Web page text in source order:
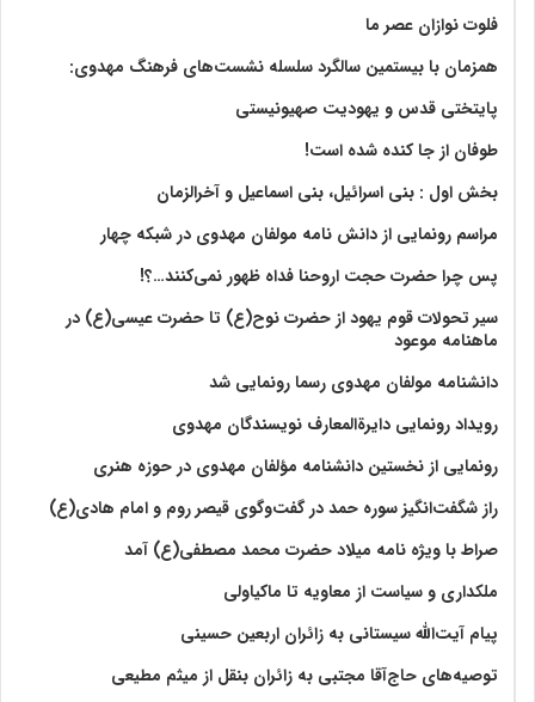
فلوت نوازان عصر ما
همزمان با بیستمین سالگرد سلسله نشست‌های فرهنگ مهدوی:‌
پایتختی قدس و یهودیت صهیونیستی
طوفان از جا کنده شده است!
بخش اول : بنی اسرائیل، بنی اسماعیل و آخرالزمان
مراسم رونمایی از دانش نامه مولفان مهدوی در شبکه چهار
پس چرا حضرت حجت اروحنا فداه ظهور نمی‌کنند…؟!
سیر تحولات قوم یهود از حضرت نوح(ع) تا حضرت عیسی(ع) در
ماهنامه موعود
دانشنامه مولفان مهدوی رسما رونمایی شد
رویداد رونمایی دایرةالمعارف نویسندگان مهدوی
رونمایی از نخستین دانشنامه مؤلفان مهدوی در حوزه هنری
راز شگفت‌انگیز سوره حمد در گفت‌وگوی قیصر روم و امام هادی(ع)
صراط با ویژه نامه میلاد حضرت محمد مصطفی(ع) آمد
ملکداری و سیاست از معاویه تا ماکیاولی
پیام آیت‌الله سیستانی به زائران اربعین حسینی
توصیه‌های حاج‌آقا مجتبی به زائران بنقل از میثم مطیعی